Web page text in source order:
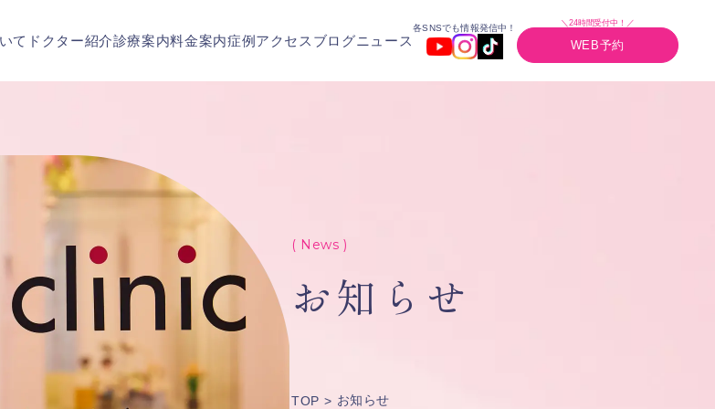
て ドクター紹介診療案内料金案内症例アクセス ブログニュース
各SNSでも情報発信中！
＼24時間受付中！／
WEB予約
( News )
お知らせ
TOP お知らせ